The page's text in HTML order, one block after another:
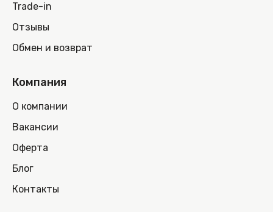
Trade-in
Отзывы
Обмен и возврат
Компания
О компании
Вакансии
Оферта
Блог
Контакты